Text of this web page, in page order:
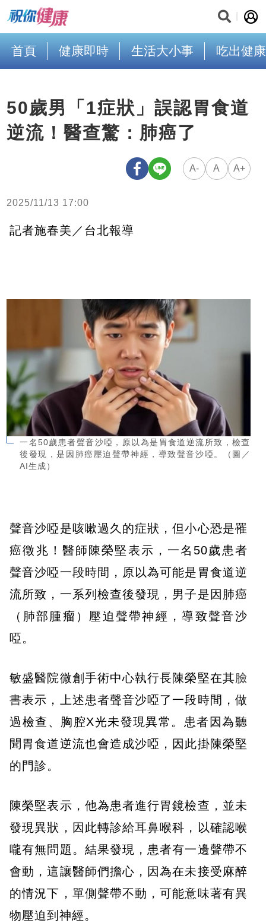
首頁 健康即時 生活大小事 吃出健康
50歲男「1症狀」誤認胃食道
逆流！醫查驚：肺癌了
A- A A+
2025/11/13 17:00
記者施春美／台北報導
一名50歲患者聲音沙啞，原以為是胃食道逆流所致，檢查
後發現，是因肺癌壓迫聲帶神經，導致聲音沙啞。（圖／
AI生成）
聲音沙啞是咳嗽過久的症狀，但小心恐是罹
癌徵兆！醫師陳榮堅表示，一名50歲患者
聲音沙啞一段時間，原以為可能是胃食道逆
流所致，一系列檢查後發現，男子是因肺癌
（肺部腫瘤）壓迫聲帶神經，導致聲音沙
啞。
敏盛醫院微創手術中心執行長陳榮堅在其臉
書表示，上述患者聲音沙啞了一段時間，做
過檢查、胸腔X光未發現異常。患者因為聽
聞胃食道逆流也會造成沙啞，因此掛陳榮堅
的門診。
陳榮堅表示，他為患者進行胃鏡檢查，並未
發現異狀，因此轉診給耳鼻喉科，以確認喉
嚨有無問題。結果發現，患者有一邊聲帶不
會動，這讓醫師們擔心，因為在未接受麻醉
的情況下，單側聲帶不動，可能意味著有異
物壓迫到神經。